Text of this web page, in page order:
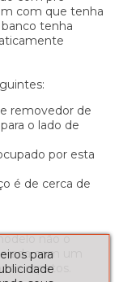
com que tenha
tenha
removedor de
o lado de
por esta
é de cerca de
não o
com um
sapatos.
para